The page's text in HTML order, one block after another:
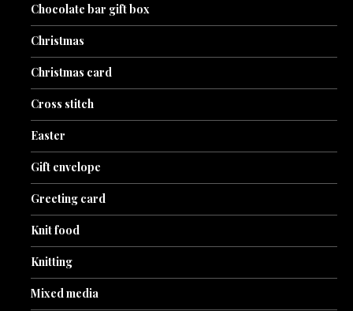
Chocolate bar gift box
Christmas
Christmas card
Cross stitch
Easter
Gift envelope
Greeting card
Knit food
Knitting
Mixed media